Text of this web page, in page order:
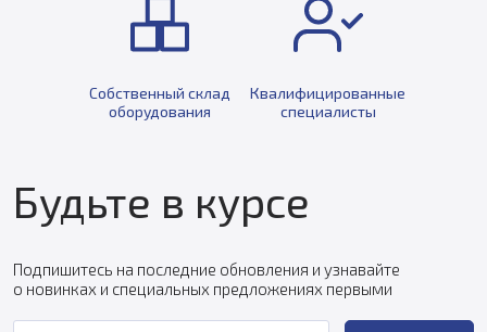
Собственный склад
оборудования
Квалифицированные
специалисты
Будьте в курсе
Подпишитесь на последние обновления и узнавайте
о новинках и специальных предложениях первыми